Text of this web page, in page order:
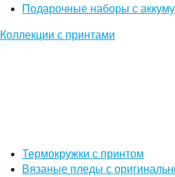
Подарочные наборы с
Коллекции с принтами
Термокружки с принтом
Вязаные пледы с